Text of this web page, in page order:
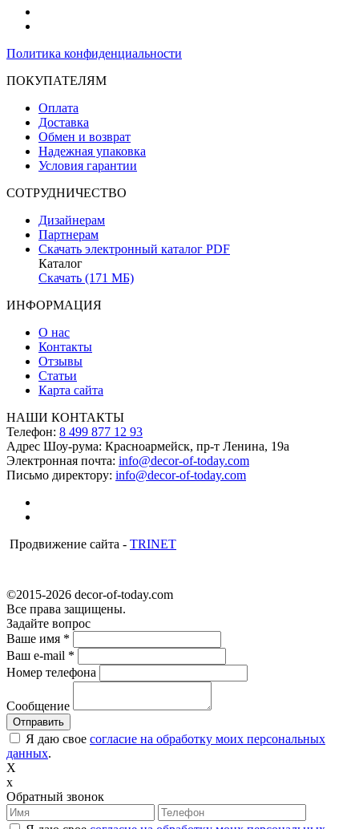
Политика конфиденциальности
ПОКУПАТЕЛЯМ
Оплата
Доставка
Обмен и возврат
Надежная упаковка
Условия гарантии
СОТРУДНИЧЕСТВО
Дизайнерам
Партнерам
Скачать электронный каталог PDF
Каталог
Скачать (171 МБ)
ИНФОРМАЦИЯ
О нас
Контакты
Отзывы
Статьи
Карта сайта
НАШИ КОНТАКТЫ
Телефон: 8 499 877 12 93
Адрес Шоу-рума: Красноармейск, пр-т Ленина, 19а
Электронная почта: info@decor-of-today.com
Письмо директору: info@decor-of-today.com
Продвижение сайта - TRINET
©2015-2026 decor-of-today.com
Все права защищены.
Задайте вопрос
Ваше имя *
Ваш e-mail *
Номер телефона
Сообщение
Я даю свое согласие на обработку моих персональных
данных.
X
x
Обратный звонок